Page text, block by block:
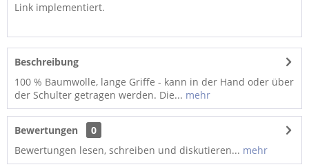
Link implementiert.
Beschreibung
100 % Baumwolle, lange Griffe - kann in der Hand oder über
der Schulter getragen werden. Die... mehr
Bewertungen
0
Bewertungen lesen, schreiben und diskutieren... mehr